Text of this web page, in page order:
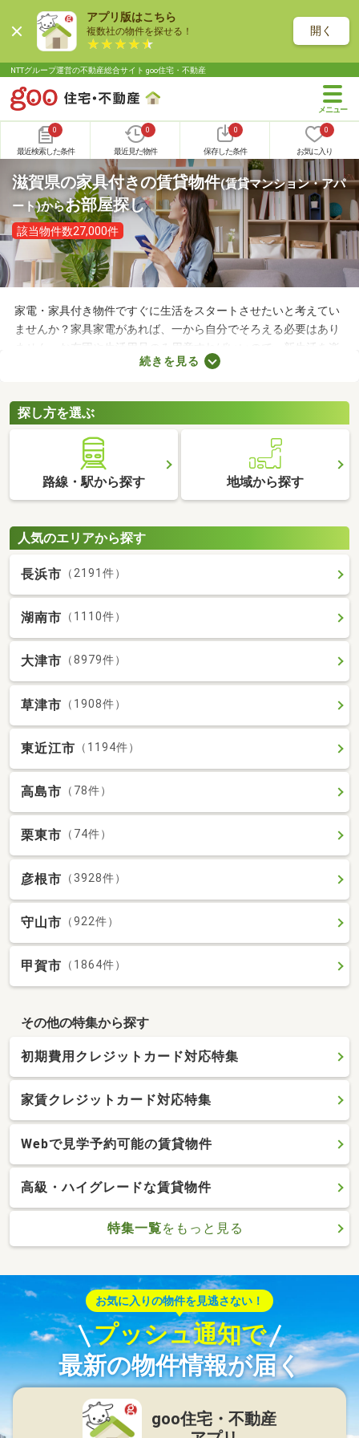
アプリ版はこちら
複数社の物件を探せる！ 開く
NTTグループ運営の不動産総合サイト goo住宅・不動産
0
最近検索した条件
0
最近見た物件
0
保存した条件
0
お気に入り
滋賀県の家具付きの賃貸物件(賃貸マンション・アパ
ート)からお部屋探し
該当物件数27,000件
家電・家具付き物件ですぐに生活をスタートさせたいと考えてい
ませんか？家具家電があれば、一から自分でそろえる必要はあり
ません。お布団や生活用品のみ用意すればいいので、新生活を楽
に始められます。ここでは、家電・家具付きの物件を紹介しま
見つけたら内見予約をしてみましょう。
続きを見る
探し方を選ぶ
路線・駅から探す 地域から探す
人気のエリアから探す
長浜市 （2191件）
湖南市 （1110件）
大津市 （8979件）
草津市 （1908件）
東近江市 （1194件）
高島市 （78件）
栗東市 （74件）
彦根市 （3928件）
守山市 （922件）
甲賀市 （1864件）
その他の特集から探す
初期費用クレジットカード対応特集
家賃クレジットカード対応特集
Webで見学予約可能の賃貸物件
高級・ハイグレードな賃貸物件
特集一覧をもっと見る
お気に入りの物件を見逃さない！
プッシュ通知で
最新の物件情報が届く
goo住宅・不動産